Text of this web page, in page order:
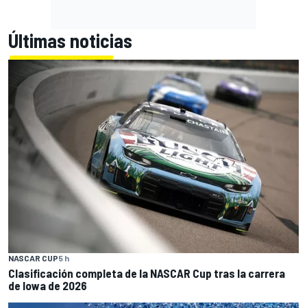
Últimas noticias
NASCAR CUP5 h
Clasificación completa de la NASCAR Cup tras la carrera
de Iowa de 2026